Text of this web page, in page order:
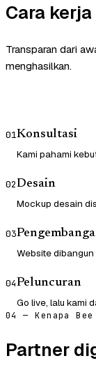
Cara
Transparan dari
menghasilkan.
01Konsultasi
Kami pahami
02Desain
Mockup desain
03
Website
04Peluncuran
Go live, lalu kami
04 — Kenapa Bee
Partner